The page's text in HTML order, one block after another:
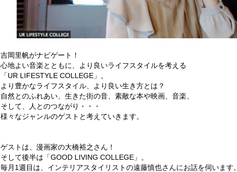
吉岡里帆がナビゲート！
心地よい音楽とともに、より良いライフスタイルを考える
「UR LIFESTYLE COLLEGE」。
より豊かなライフスタイル、より良い生き方とは？
自然とのふれあい、生きた街の音、素敵な本や映画、音楽、
そして、人とのつながり・・・
様々なジャンルのゲストと考えていきます。
ゲストは、漫画家の大橋裕之さん！
そして後半は「GOOD LIVING COLLEGE」。
毎月1週目は、インテリアスタイリストの遠藤慎也さんにお話を伺います。